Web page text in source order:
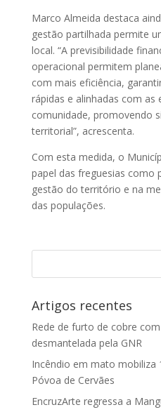
Marco Almeida destaca
gestão partilhada permite
local. “A previsibilidade
operacional permitem
com mais eficiência,
rápidas e alinhadas com as
comunidade, promovendo
territorial”, acrescenta.
Com esta medida, o
papel das freguesias como
gestão do território e na
das populações.
Artigos recentes
Rede de furto de cobre
desmantelada pela GNR
Incêndio em mato mobiliza
Póvoa de Cervães
EncruzArte regressa a